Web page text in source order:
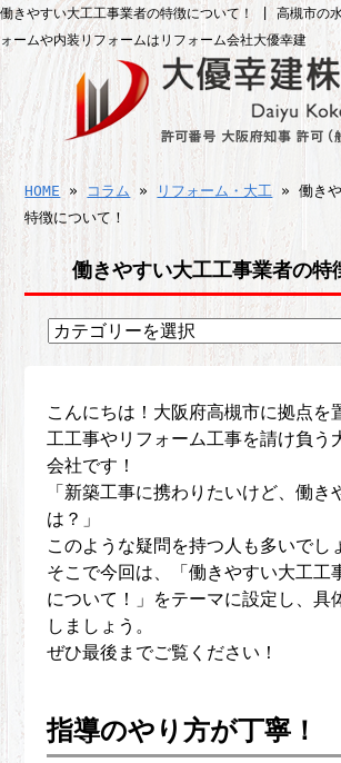
働きやすい大工工事業者の特徴について！ | 高槻市の
ォームや内装リフォームはリフォーム会社大優幸建
HOME » コラム » リフォーム・大工 » 働き
特徴について！
働きやすい大工工事業者の特
こんにちは！大阪府高槻市に拠点を
工工事やリフォーム工事を請け負う
会社です！
「新築工事に携わりたいけど、働き
は？」
このような疑問を持つ人も多いでし
そこで今回は、「働きやすい大工工
について！」をテーマに設定し、具
しましょう。
ぜひ最後までご覧ください！
指導のやり方が丁寧！